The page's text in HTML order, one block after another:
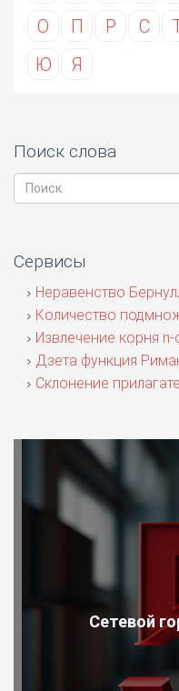
О
П Р С
Ю
Я
Поиск слова
Сервисы
Неравенство
Количество
Извлечение корня n-
Дзета функция
Склонение
Сетевой